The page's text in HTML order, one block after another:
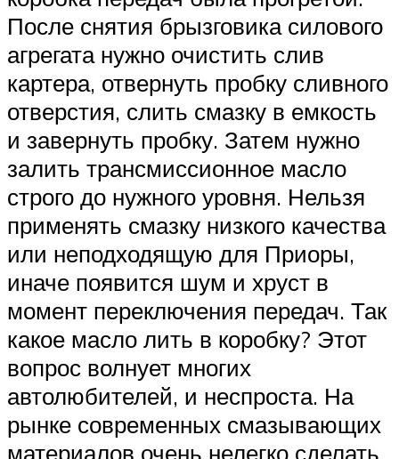
После снятия брызговика силового
агрегата нужно очистить слив
картера, отвернуть пробку сливного
отверстия, слить смазку в емкость
и завернуть пробку. Затем нужно
залить трансмиссионное масло
строго до нужного уровня. Нельзя
применять смазку низкого качества
или неподходящую для Приоры,
иначе появится шум и хруст в
момент переключения передач. Так
какое масло лить в коробку? Этот
вопрос волнует многих
автолюбителей, и неспроста. На
рынке современных смазывающих
материалов очень нелегко сделать